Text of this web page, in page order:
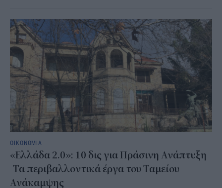
ΟΙΚΟΝΟΜΙΑ
«Ελλάδα 2.0»: 10 δις για Πράσινη Ανάπτυξη
-Τα περιβαλλοντικά έργα του Ταμείου
Ανάκαμψης